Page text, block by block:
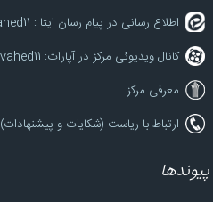
اطلاع رسانی در پیام رسان ایتا : vahed11@
کانال ویدیوئی مرکز در آپارات: vahed11
معرفی مرکز
ارتباط با ریاست (شکایات و پیشنهادات)
پیوندها